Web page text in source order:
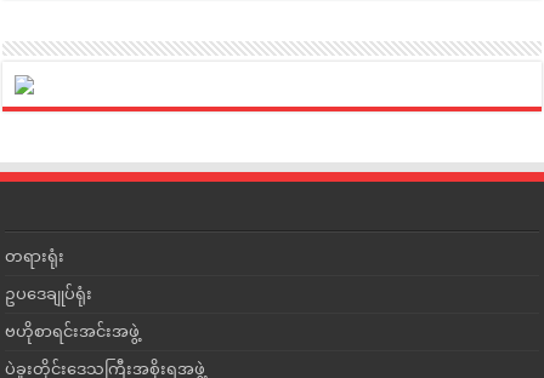
တရားရုံး
ဥပဒေချုပ်ရုံး
ဗဟိုစာရင်းအင်းအဖွဲ့
ပဲခူးတိုင်းဒေသကြီးအစိုးရအဖွဲ့